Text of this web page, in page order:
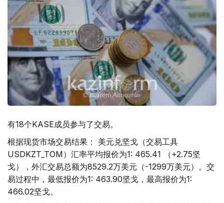
有18个KASE成员参与了交易。
根据现货市场交易结果： 美元兑坚戈（交易工具
USDKZT_TOM）汇率平均报价为1: 465.41 （+2.75坚
戈），外汇交易总额为8529.2万美元（-1299万美元）。交
易过程中，最低报价为1: 463.90坚戈，最高报价为1:
466.02坚戈。